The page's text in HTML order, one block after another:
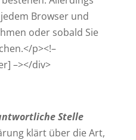
Browser und
oder sobald Sie
p><!–
–></div>
Stelle
klärt über die Art,